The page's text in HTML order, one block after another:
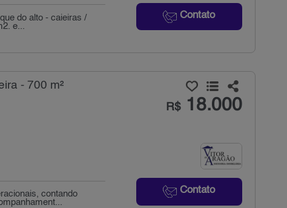
Contato
do alto - caieiras /
e...
- 700 m²
R$18.000
Contato
contando